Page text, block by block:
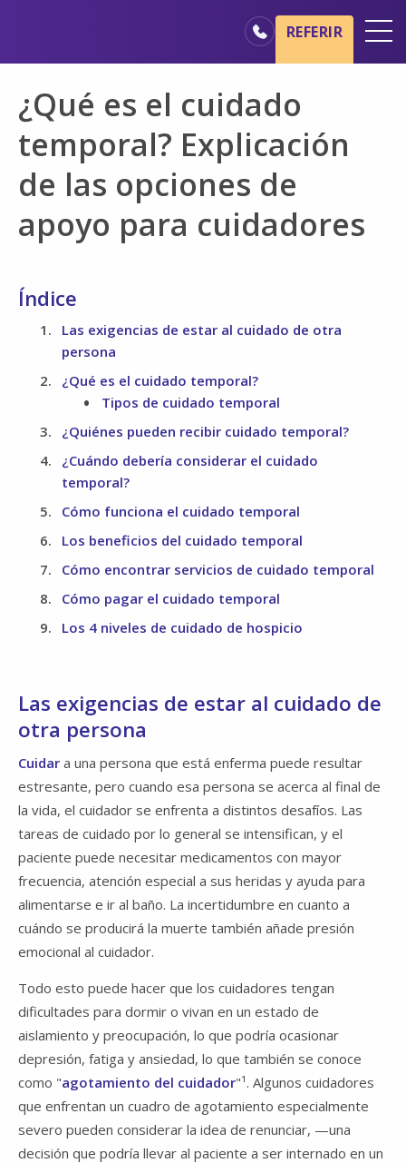
Básicos del cuidado de hospicio
Nuestros servicios
Profesionales médicos
Familiares y cuidadores
REFERIR
¿Qué es el cuidado
temporal? Explicación
de las opciones de
apoyo para cuidadores
Índice
Las exigencias de estar al cuidado de otra
persona
¿Qué es el cuidado temporal?
Tipos de cuidado temporal
¿Quiénes pueden recibir cuidado temporal?
¿Cuándo debería considerar el cuidado
temporal?
Cómo funciona el cuidado temporal
Los beneficios del cuidado temporal
Cómo encontrar servicios de cuidado temporal
Cómo pagar el cuidado temporal
Los 4 niveles de cuidado de hospicio
Las exigencias de estar al cuidado de
otra persona
Cuidar a una persona que está enferma puede resultar
estresante, pero cuando esa persona se acerca al final de
la vida, el cuidador se enfrenta a distintos desafíos. Las
tareas de cuidado por lo general se intensifican, y el
paciente puede necesitar medicamentos con mayor
frecuencia, atención especial a sus heridas y ayuda para
alimentarse e ir al baño. La incertidumbre en cuanto a
cuándo se producirá la muerte también añade presión
emocional al cuidador.
Todo esto puede hacer que los cuidadores tengan
dificultades para dormir o vivan en un estado de
aislamiento y preocupación, lo que podría ocasionar
depresión, fatiga y ansiedad, lo que también se conoce
como "agotamiento del cuidador"¹. Algunos cuidadores
que enfrentan un cuadro de agotamiento especialmente
severo pueden considerar la idea de renunciar, —una
decisión que podría llevar al paciente a ser internado en un